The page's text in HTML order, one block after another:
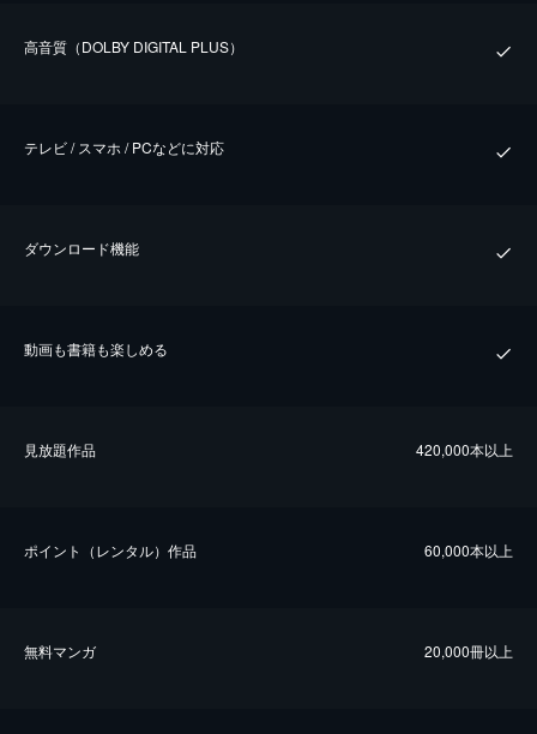
⾼⾳質（DOLBY DIGITAL PLUS）
テレビ / スマホ / PCなどに対応
ダウンロード機能
動画も書籍も楽しめる
⾒放題作品 420,000本以上
ポイント（レンタル）作品 60,000本以上
無料マンガ 20,000冊以上